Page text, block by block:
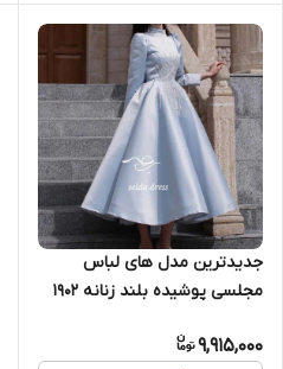
جدیدترین مدل های لباس
مجلسی پوشیده بلند زنانه ۱۹۰۲
9,915,000